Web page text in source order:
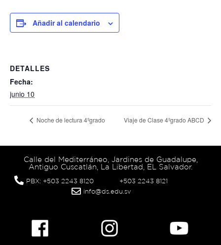
Añadir al calendario
DETALLES
Fecha:
junio 10
Noche de lectura 4ºgrado Viaje de Clase 4ºgrado ABCD
Calle del Mediterráneo, Jardines de Guadalupe,
Antiguo Cuscatlán, La Libertad, EL Salvador.
PBX: +503 2243 8120
+503 2243 8121
info@ds.edu.sv